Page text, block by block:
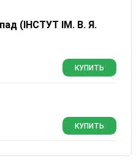
(ІНСТУТ ІМ. В. Я.
КУПИТЬ
КУПИТЬ